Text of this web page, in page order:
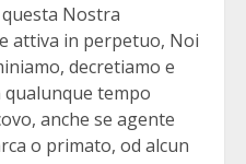
Nostra
attiva in perpetuo, Noi
decretiamo e
qualunque tempo
anche se agente
o primato, od alcun